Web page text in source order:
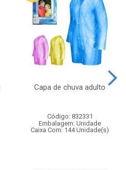
Capa de chuva adulto
Código: 832331
Embalagem: Unidade
Caixa Com: 144 Unidade(s)